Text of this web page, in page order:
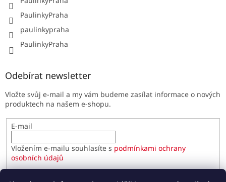
PaulinkyPraha
paulinkypraha
PaulinkyPraha
Odebírat newsletter
Vložte svůj e-mail a my vám budeme zasílat informace o nových
produktech na našem e-shopu.
E-mail
Vložením e-mailu souhlasíte s podmínkami ochrany
osobních údajů